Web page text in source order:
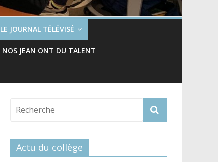
LE JOURNAL TÉLÉVISÉ
NOS JEAN ONT DU TALENT
Actu du collège